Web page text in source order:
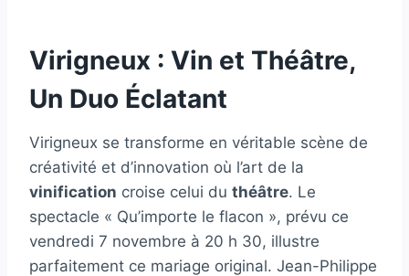
Virigneux : Vin et Théâtre,
Un Duo Éclatant
Virigneux se transforme en véritable scène de
créativité et d’innovation où l’art de la
vinification croise celui du théâtre. Le
spectacle « Qu’importe le flacon », prévu ce
vendredi 7 novembre à 20 h 30, illustre
parfaitement ce mariage original. Jean-Philippe